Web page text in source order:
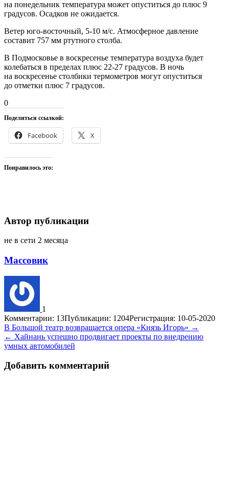
на понедельник температура может опуститься до плюс 9
градусов. Осадков не ожидается.
Ветер юго-восточный, 5-10 м/с. Атмосферное давление
составит 757 мм ртутного столба.
В Подмосковье в воскресенье температура воздуха будет
колебаться в пределах плюс 22-27 градусов. В ночь
на воскресенье столбики термометров могут опуститься
до отметки плюс 7 градусов.
0
Поделиться ссылкой:
Facebook X
Понравилось это:
Автор публикации
не в сети 2 месяца
Массовик
1
Комментарии: 13Публикации: 1204Регистрация: 10-05-2020
Навигация
по
В Большой театр возвращается опера «Князь Игорь» →
← Хайнань успешно продвигает проекты по внедрению
умных автомобилей
Добавить комментарий